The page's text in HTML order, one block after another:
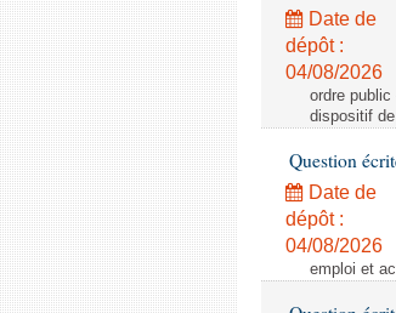
Date de
dépôt :
04/08/2026
ordre
dispositif
Question
Date de
dépôt :
04/08/2026
emploi et